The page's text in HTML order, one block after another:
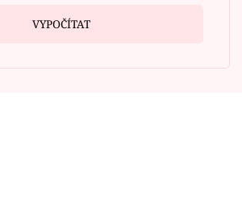
VYPOČÍTAT